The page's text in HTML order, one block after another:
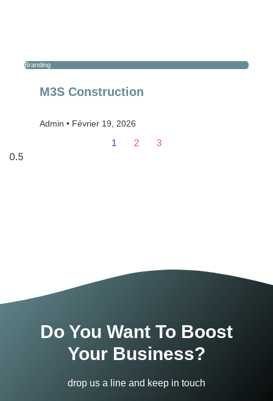
Branding
M3S Construction
Admin Février 19, 2026
1 2 3
Do You Want To Boost
Your Business?
drop us a line and keep in touch